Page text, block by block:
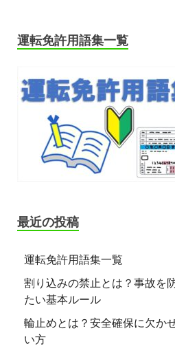
運転免許用語集一覧
最近の投稿
運転免許用語集一覧
割り込みの禁止とは？事故を
たい基本ルール
輪止めとは？安全確保に欠か
い方